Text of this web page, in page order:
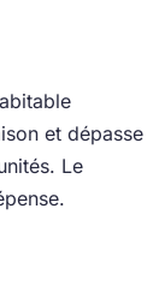
et dépasse
Le